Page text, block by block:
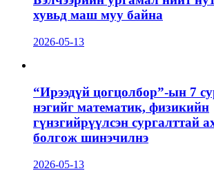
хувьд маш муу байна
2026-05-13
“Ирээдүй цогцолбор”-ын 7
нэгийг математик, физикийн
гүнзгийрүүлсэн сургалттай
болгож шинэчилнэ
2026-05-13